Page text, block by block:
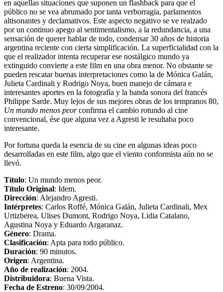
en aquellas situaciones que suponen un flashback para que el
público no se vea abrumado por tanta verborragia, parlamentos
altisonantes y declamativos. Este aspecto negativo se ve realzado
por un continuo apego al sentimentalismo, a la redundancia, a una
sensación de querer hablar de todo, condensar 30 años de historia
argentina reciente con cierta simplificación. La superficialidad con la
que el realizador intenta recuperar ese nostálgico mundo ya
extinguido convierte a este film en una obra menor. No obstante se
pueden rescatar buenas interpretaciones como la de Mónica Galán,
Julieta Cardinali y Rodrigo Noya, buen manejo de cámara e
interesantes aportes en la fotografía y la banda sonora del francés
Philippe Sarde. Muy lejos de sus mejores obras de los tempranos 80,
Un mundo menos peorconfirma el cambio rotundo al cine
convencional, ése que alguna vez a Agresti le resultaba poco
interesante.
Por fortuna queda la esencia de su cine en algunas ideas poco
desarrolladas en este film, algo que el viento conformista aún no se
llevó.
Título: Un mundo menos peor.
Título Original: Idem.
Dirección: Alejandro Agresti.
Intérpretes: Carlos Roffé, Mónica Galán, Julieta Cardinali, Mex
Urtizberea, Ulises Dumont, Rodrigo Noya, Lidia Catalano,
Agustina Noya y Eduardo Argaranaz.
Género: Drama.
Clasificación: Apta para todo público.
Duración: 90 minutos.
Origen: Argentina.
Año de realización: 2004.
Distribuidora: Buena Vista.
Fecha de Estreno: 30/09/2004.